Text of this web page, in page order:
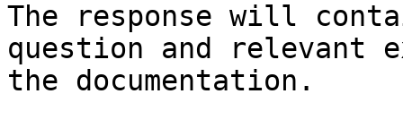
The response will
question and relevant
the documentation.